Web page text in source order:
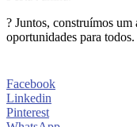
? Juntos, construímos
oportunidades para todos.
Facebook
Linkedin
Pinterest